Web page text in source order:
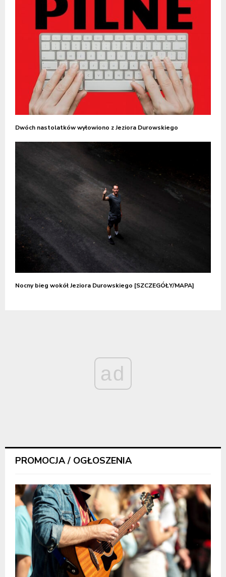
Dwóch nastolatków wyłowiono z Jeziora Durowskiego
Nocny bieg wokół Jeziora Durowskiego [SZCZEGÓŁY/MAPA]
ad
PROMOCJA / OGŁOSZENIA